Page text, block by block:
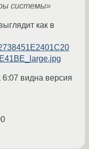
системы»
как в
6:07 видна версия